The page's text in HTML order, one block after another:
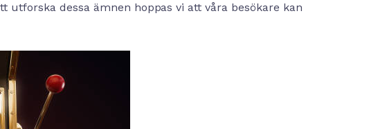
utforska dessa ämnen hoppas vi att våra besökare kan